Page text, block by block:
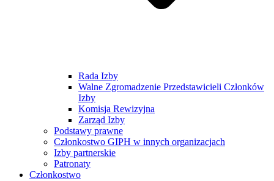
Rada Izby
Walne Zgromadzenie Przedstawicieli Członków
Izby
Komisja Rewizyjna
Zarząd Izby
Podstawy prawne
Członkostwo GIPH w innych organizacjach
Izby partnerskie
Patronaty
Członkostwo